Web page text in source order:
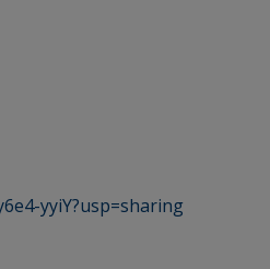
yyiY?usp=sharing